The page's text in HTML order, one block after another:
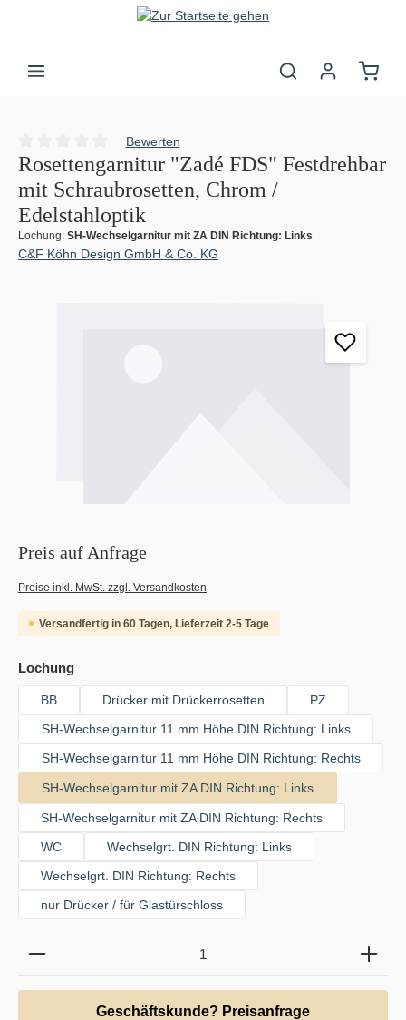
Zum Hauptinhalt springen
Durchschnittliche Bewertung von 0 von 5 Sternen
Bewerten
Rosettengarnitur "Zadé FDS" Festdrehbar
mit Schraubrosetten, Chrom /
Edelstahloptik
Lochung: SH-Wechselgarnitur mit ZA DIN Richtung: Links
C&F Köhn Design GmbH & Co. KG
Preis auf Anfrage
Preise inkl. MwSt. zzgl. Versandkosten
Versandfertig in 60 Tagen, Lieferzeit 2-5 Tage
Lochungauswählen
BB Drücker mit Drückerrosetten
PZ
SH-Wechselgarnitur 11 mm Höhe DIN Richtung: Links
SH-Wechselgarnitur 11 mm Höhe DIN Richtung: Rechts
SH-Wechselgarnitur mit ZA DIN Richtung: Links
SH-Wechselgarnitur mit ZA DIN Richtung: Rechts
WC
Wechselgrt. DIN Richtung: Links
Wechselgrt. DIN Richtung: Rechts
nur Drücker / für Glastürschloss
Produkt Anzahl: Gib den gewünschten Wert ein
Geschäftskunde? Preisanfrage